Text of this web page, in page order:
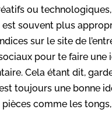
ou
est souvent plus
sur le site de
pour te faire une
Cela étant dit,
toujours une bonne
comme les